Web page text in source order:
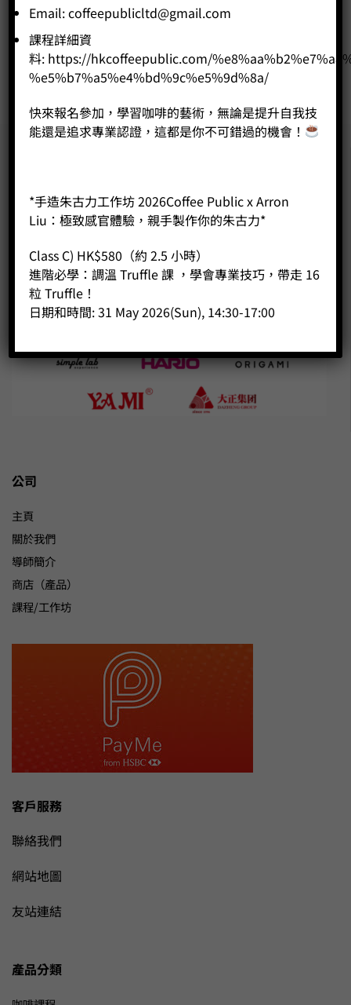
-
BUY NOW
公司
主頁
關於我們
導師簡介
商店（產品）
課程/工作坊
客戶服務
聯絡我們
網站地圖
友站連結
產品分類
Email:coffeepublicltd@gmail.com
課程詳細資
料: https://hkcoffeepublic.com/
%e5%b7%a5%e4%bd%9c%e5%9d%8a/
快來報名參加，學習咖啡的藝術，無論是提升自我技
能還是追求專業認證，這都是你不可錯過的機會！
*手造朱古力工作坊 2026Coffee Public x Arron
Liu：極致感官體驗，親手製作你的朱古力*
Class C) HK$580（約 2.5 小時）
進階必學：調溫 Truffle 課 ，學會專業技巧，帶走 16
粒 Truffle！
日期和時間: 31 May 2026(Sun), 14:30-17:00